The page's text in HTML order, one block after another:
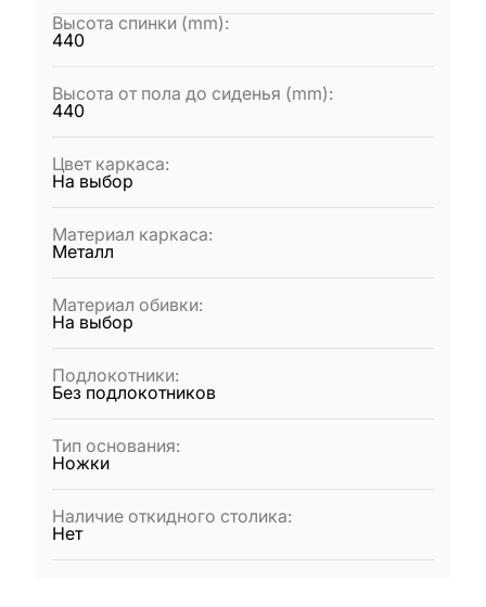
Высота спинки (mm):
440
Высота от пола до сиденья (mm):
440
Цвет каркаса:
На выбор
Материал каркаса:
Металл
Материал обивки:
На выбор
Подлокотники:
Без подлокотников
Тип основания:
Ножки
Наличие откидного столика:
Нет